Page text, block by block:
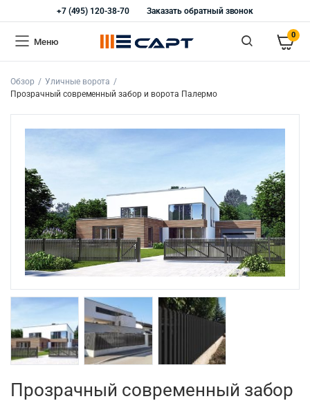
+7 (495) 120-38-70 Заказать обратный звонок
Меню
0
Обзор
Уличные ворота
Прозрачный современный забор и ворота Палермо
Прозрачный современный забор